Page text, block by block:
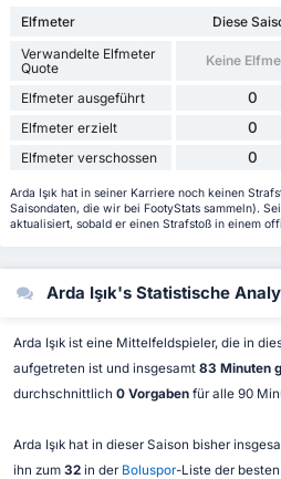
Elfmeter Diese
Verwandelte Elfmeter
Quote
Keine
Elfmeter ausgeführt 0
Elfmeter erzielt 0
Elfmeter verschossen 0
Arda Işık hat in seiner Karriere noch keinen
Saisondaten, die wir bei FootyStats sammeln).
aktualisiert, sobald er einen Strafstoß in einem
Arda Işık's Statistische
Arda Işık ist eine Mittelfeldspieler, die in
aufgetreten ist und insgesamt 83 Minuten
durchschnittlich 0 Vorgabenfür alle 90
Arda Işık hat in dieser Saison bisher
ihn zum 32in der Boluspor-Liste der